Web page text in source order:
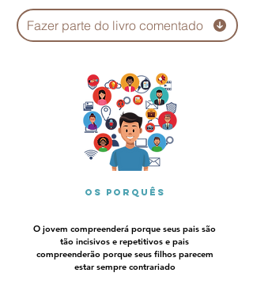
Fazer parte do livro comentado
Os porquês
O jovem compreenderá porque seus pais são
tão incisivos e repetitivos e pais
compreenderão porque seus filhos parecem
estar sempre contrariado